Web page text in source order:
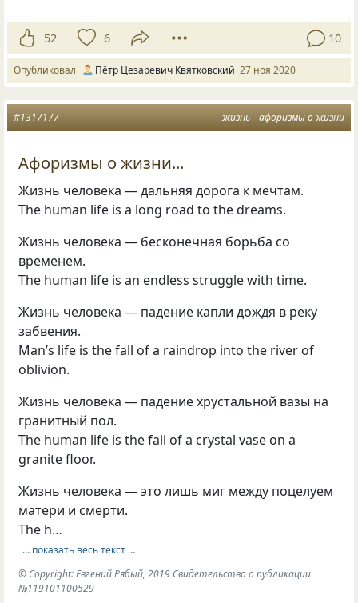
52 6 10
Опубликовал Пётр Цезаревич Квятковский 27 ноя 2020
жизнь афоризмы о жизни
#1317177
Афоризмы о жизни...
Жизнь человека — дальняя дорога к мечтам.
The human life is a long road to the dreams.
Жизнь человека — бесконечная борьба со
временем.
The human life is an endless struggle with time.
Жизнь человека — падение капли дождя в реку
забвения.
Man’s life is the fall of a raindrop into the river of
oblivion.
Жизнь человека — падение хрустальной вазы на
гранитный пол.
The human life is the fall of a crystal vase on a
granite floor.
Жизнь человека — это лишь миг между поцелуем
матери и смерти.
The h…
… показать весь текст …
© Copyright: Евгений Рябый, 2019 Свидетельство о публикации
№119101100529